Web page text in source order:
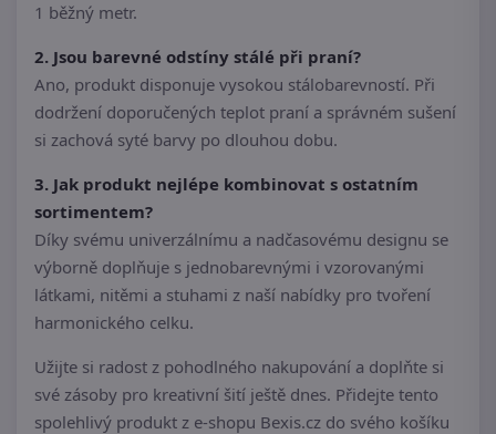
1 běžný metr.
2. Jsou barevné odstíny stálé při praní?
Ano, produkt disponuje vysokou stálobarevností. Při
dodržení doporučených teplot praní a správném sušení
si zachová syté barvy po dlouhou dobu.
3. Jak produkt nejlépe kombinovat s ostatním
sortimentem?
Díky svému univerzálnímu a nadčasovému designu se
výborně doplňuje s jednobarevnými i vzorovanými
látkami, nitěmi a stuhami z naší nabídky pro tvoření
harmonického celku.
Užijte si radost z pohodlného nakupování a doplňte si
své zásoby pro kreativní šití ještě dnes. Přidejte tento
spolehlivý produkt z e-shopu Bexis.cz do svého košíku